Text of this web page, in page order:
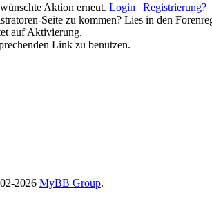
Aktion erneut. Login | Registrierung?
Seite zu kommen? Lies in den
auf Aktivierung.
Link zu benutzen.
2026 MyBB Group.